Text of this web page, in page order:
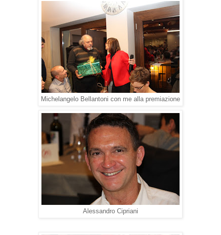
Michelangelo Bellantoni con me alla premiazione
Alessandro Cipriani